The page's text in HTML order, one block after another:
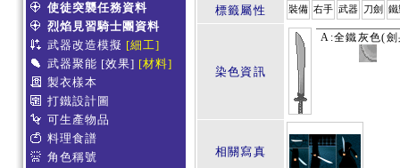
使徒突襲任務資料
烈焰見習騎士團資料
武器改造模擬 [細工]
武器聚能 [效果] [材料]
製衣樣本
打鐵設計圖
可生產物品
料理食譜
角色稱號
標籤屬性
裝備 右手 武器 刀劍 鐵
染色資訊
A:全鐵灰色(
相關寫真